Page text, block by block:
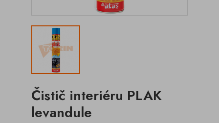
Čistič interiéru PLAK
levandule